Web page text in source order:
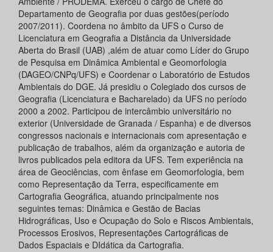
Departamento de Geografia por duas gestões(período
2007/2011). Coordena no âmbito da UFS o Curso de
Licenciatura em Geografia a Distância da Universidade
Aberta do Brasil (UAB) ,além de atuar como Líder do Grupo
de Pesquisa em Dinâmica Ambiental e Geomorfologia
(DAGEO/CNPq/UFS) e Coordenar o Laboratório de Estudos
Ambientais do DGE. Já presidiu o Colegiado dos cursos de
Geografia (Licenciatura e Bacharelado) da UFS no período
2000 a 2002. Participou de intercâmbio universitário no
exterior (Universidade de Granada / Espanha) e de diversos
congressos nacionais e internacionais com apresentação e
publicação de trabalhos, além da organização e autoria de
livros publicados pela editora da UFS. Tem experiência na
área de Geociências, com ênfase em Geomorfologia, bem
como Representação da Terra, especificamente em
Cartografia Geográfica, atuando principalmente nos
seguintes temas: Dinâmica e Gestão de Bacias
Hidrográficas, Uso e Ocupação do Solo e Riscos Ambientais,
Processos Erosivos, Representações Cartográficas de
Dados Espaciais e DIdática da Cartografia.